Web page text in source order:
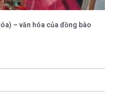
– văn hóa của đồng bào